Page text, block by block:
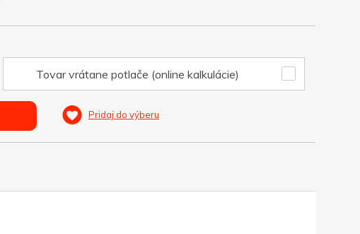
Tovar vrátane potlače (online kalkulácie)
Pridaj do výberu